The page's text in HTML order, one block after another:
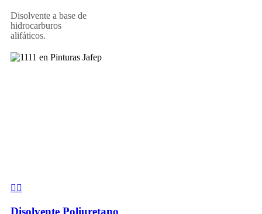
Disolvente a base de
hidrocarburos
alifáticos.
Disolvente Poliuretano